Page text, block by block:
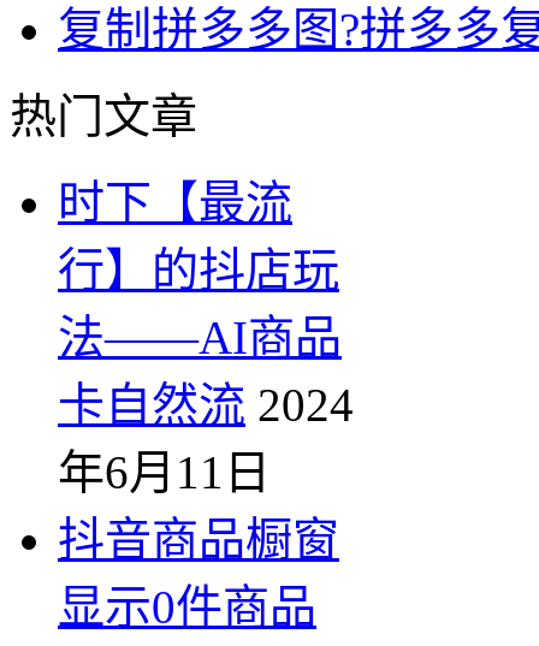
复制拼多多图?拼多多
热门文章
时下【最流
行】的抖店玩
法——AI商品
卡自然流 2024
年6月11日
抖音商品橱窗
显示0件商品